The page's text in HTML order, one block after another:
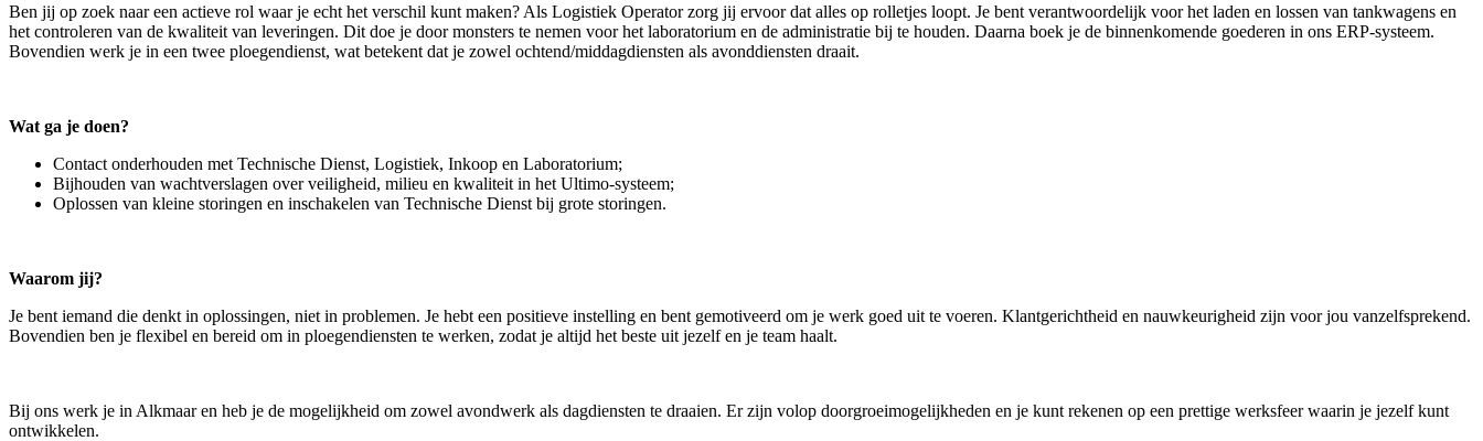
Ben jij op zoek naar een actieve rol waar je echt het verschil kunt maken? Als Logistiek Operator zorg jij ervoor dat alles op rolletjes loopt. Je bent verantwoordelijk voor het laden en lossen van tankwagens en
het controleren van de kwaliteit van leveringen. Dit doe je door monsters te nemen voor het laboratorium en de administratie bij te houden. Daarna boek je de binnenkomende goederen in ons ERP-systeem.
Bovendien werk je in een twee ploegendienst, wat betekent dat je zowel ochtend/middagdiensten als avonddiensten draait.
Wat ga je doen?
Contact onderhouden met Technische Dienst, Logistiek, Inkoop en Laboratorium;
Bijhouden van wachtverslagen over veiligheid, milieu en kwaliteit in het Ultimo-systeem;
Oplossen van kleine storingen en inschakelen van Technische Dienst bij grote storingen.
Waarom jij?
Je bent iemand die denkt in oplossingen, niet in problemen. Je hebt een positieve instelling en bent gemotiveerd om je werk goed uit te voeren. Klantgerichtheid en nauwkeurigheid zijn voor jou vanzelfsprekend.
Bovendien ben je flexibel en bereid om in ploegendiensten te werken, zodat je altijd het beste uit jezelf en je team haalt.
Bij ons werk je in Alkmaar en heb je de mogelijkheid om zowel avondwerk als dagdiensten te draaien. Er zijn volop doorgroeimogelijkheden en je kunt rekenen op een prettige werksfeer waarin je jezelf kunt
ontwikkelen.